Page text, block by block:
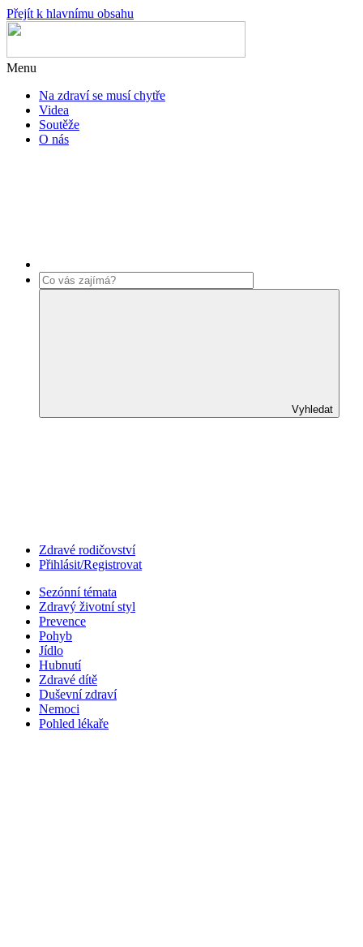
Přejít k hlavnímu obsahu
Menu
Na zdraví se musí chytře
Videa
Soutěže
O nás
Vyhledat
Zdravé rodičovství
Přihlásit/Registrovat
Sezónní témata
Zdravý životní styl
Prevence
Pohyb
Jídlo
Hubnutí
Zdravé dítě
Duševní zdraví
Nemoci
Pohled lékaře